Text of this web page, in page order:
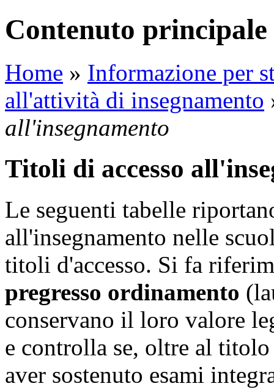
Contenuto principale
Home » Informazione per
all'attività di insegnamento
all'insegnamento
Titoli di accesso
Le seguenti tabelle
all'insegnamento nelle
titoli d'accesso. Si fa
pregresso ordinamento
conservano il loro valore
e controlla se, oltre al titolo
aver sostenuto esami